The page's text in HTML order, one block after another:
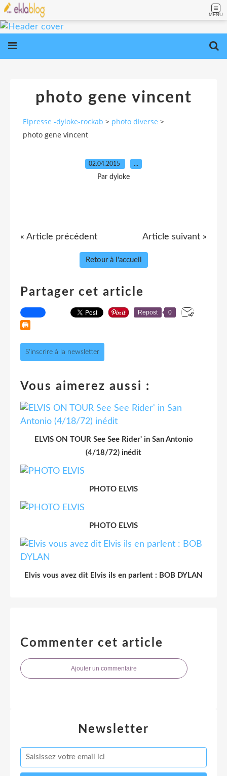
MENU
photo gene vincent
Elpresse -dyloke-rockab > photo diverse >
photo gene vincent
02.04.2015 …
Par dyloke
« Article précédent Article suivant »
Retour à l'accueil
Partager cet article
Repost 0
S'inscrire à la newsletter
Vous aimerez aussi :
ELVIS ON TOUR See See Rider' in San Antonio
(4/18/72) inédit
PHOTO ELVIS
PHOTO ELVIS
Elvis vous avez dit Elvis ils en parlent : BOB DYLAN
Commenter cet article
Ajouter un commentaire
Newsletter